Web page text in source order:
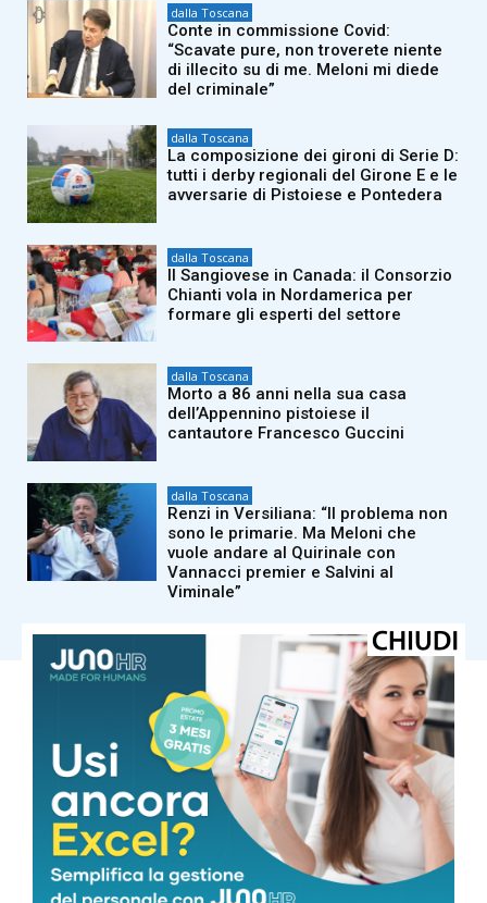
dalla Toscana
Conte in commissione Covid:
“Scavate pure, non troverete niente
di illecito su di me. Meloni mi diede
del criminale”
dalla Toscana
La composizione dei gironi di Serie D:
tutti i derby regionali del Girone E e le
avversarie di Pistoiese e Pontedera
dalla Toscana
Il Sangiovese in Canada: il Consorzio
Chianti vola in Nordamerica per
formare gli esperti del settore
dalla Toscana
Morto a 86 anni nella sua casa
dell’Appennino pistoiese il
cantautore Francesco Guccini
dalla Toscana
Renzi in Versiliana: “Il problema non
sono le primarie. Ma Meloni che
vuole andare al Quirinale con
Vannacci premier e Salvini al
Viminale”
COMUNE DI MASSA
25.7°C °
°
74 % 2kmh 0 %